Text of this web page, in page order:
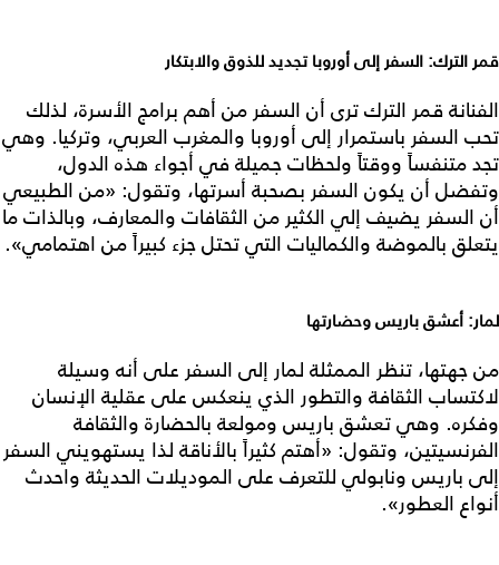
قمر الترك: السفر إلى أوروبا تجديد للذوق والابتكار
الفنانة قمر الترك ترى أن السفر من أهم برامج الأسرة، لذلك
تحب السفر باستمرار إلى أوروبا والمغرب العربي، وتركيا. وهي
تجد متنفساً ووقتاً ولحظات جميلة في أجواء هذه الدول،
وتفضل أن يكون السفر بصحبة أسرتها، وتقول: «من الطبيعي
أن السفر يضيف إلي الكثير من الثقافات والمعارف، وبالذات ما
يتعلق بالموضة والكماليات التي تحتل جزء كبيراً من اهتمامي».
لمار: أعشق باريس وحضارتها
من جهتها، تنظر الممثلة لمار إلى السفر على أنه وسيلة
لاكتساب الثقافة والتطور الذي ينعكس على عقلية الإنسان
وفكره. وهي تعشق باريس ومولعة بالحضارة والثقافة
الفرنسيتين، وتقول: «أهتم كثيراً بالأناقة لذا يستهويني السفر
إلى باريس ونابولي للتعرف على الموديلات الحديثة واحدث
أنواع العطور».